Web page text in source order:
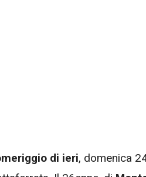
di ieri, domenica